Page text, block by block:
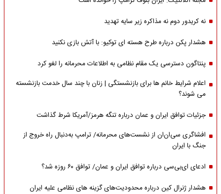
نه کریدور دوم نه مذاکره زیر سایه تهدید
هشدار پکن درباره طرح هسته ای توکیو: با آتش بازی نکنید
پنتاگون دسترسی یک مقام نظامی به اطلاعات محرمانه را لغو کرد
اعلام شرایط خانم ها برای بازنشستگی | زنان با چند سال خدمت بازنشسته
می شوند؟
جزئیات توافق ایران و عمان درباره تنگه هرمز/آمریکا شرط گذاشت
افشاگری سی‌ان‌ان از نشست‌های محرمانه/ ترامپ به‌دنبال راه خروج از
جنگ با ایران
ادعای ای‌بی‌سی درباره توافق ایران و عمان/ توافق ۶۰ روزه شد؟
هشدار ژنرال کین درباره محدودیت‌های گزینه های نظامی علیه ایران